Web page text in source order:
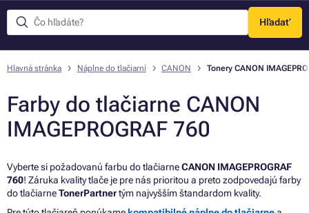
Hľadať
Menu
Hlavná stránka Náplne do tlačiarní CANON Tonery CANON
Farby do tlačiarne CANON
IMAGEPROGRAF 760
Vyberte si požadovanú farbu do tlačiarneCANON IMAGEPROGRAF
760! Záruka kvality tlače je pre nás prioritou a preto zodpovedajú farby
do tlačiarneTonerPartnertým najvyšším štandardom kvality.